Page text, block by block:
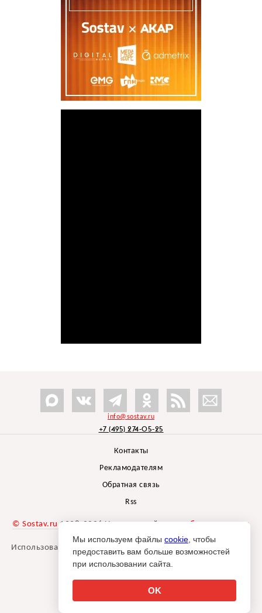
info@sostav.ru
+7 (495) 274-05-25
Контакты
Рекламодателям
Обратная связь
Rss
© Sostav.ru 1998-2026 Независимый проектбрендингового
агентства Depot
Использование материалов Sostav.ru допустимо только при
указании источника.
Мы используем файлы cookie , чтобы
предоставить вам больше возможностей
при использовании сайта.
OK